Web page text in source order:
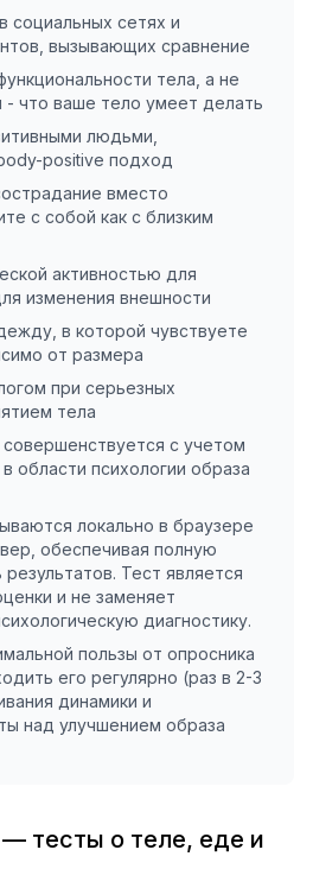
социальных сетях и
вызывающих сравнение
тела, а не
- что ваше тело умеет делать
людьми,
positive подход
вместо
с собой как с близким
активностью для
изменения внешности
в которой чувствуете
от размера
при серьезных
тела
с учетом
области психологии образа
локально в браузере
обеспечивая полную
Тест является
и не заменяет
диагностику.
пользы от опросника
его регулярно (раз в 2-3
динамики и
над улучшением образа
тесты о теле, еде и